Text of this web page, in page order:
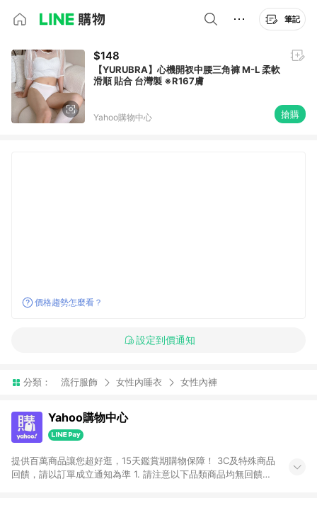
筆記
$148
【YURUBRA】心機開衩中腰三角褲 M-L 柔軟
滑順 貼合 台灣製 ※R167膚
Yahoo購物中心 搶購
價格趨勢怎麼看？
設定到價通知
分類： 流行服飾 女性內睡衣 女性內褲
Yahoo購物中心
提供百萬商品讓您超好逛，15天鑑賞期購物保障！ 3C及特殊商品
回饋，請以訂單成立通知為準 1. 請注意以下品類商品均無回饋：